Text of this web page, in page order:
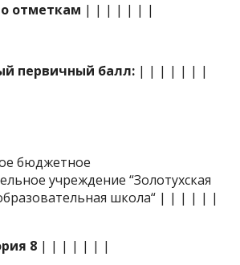
отметкам | | | | | | |
первичный балл: | | | | | | |
бюджетное
учреждение “Золотухская
школа“ | | | | | |
8 | | | | | | |